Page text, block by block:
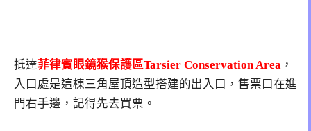
抵達菲律賓眼鏡猴保護區Tarsier Conservation Area ，
入口處是這棟三角屋頂造型搭建的出入口，售票口在進
門右手邊，記得先去買票。